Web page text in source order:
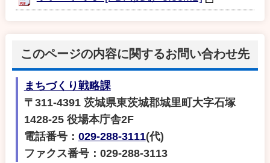
このページの内容に関するお問い合わせ先
まちづくり戦略課
〒311-4391 茨城県東茨城郡城里町大字石塚
1428-25 役場本庁舎2F
電話番号： 029-288-3111(代)
ファクス番号：029-288-3113